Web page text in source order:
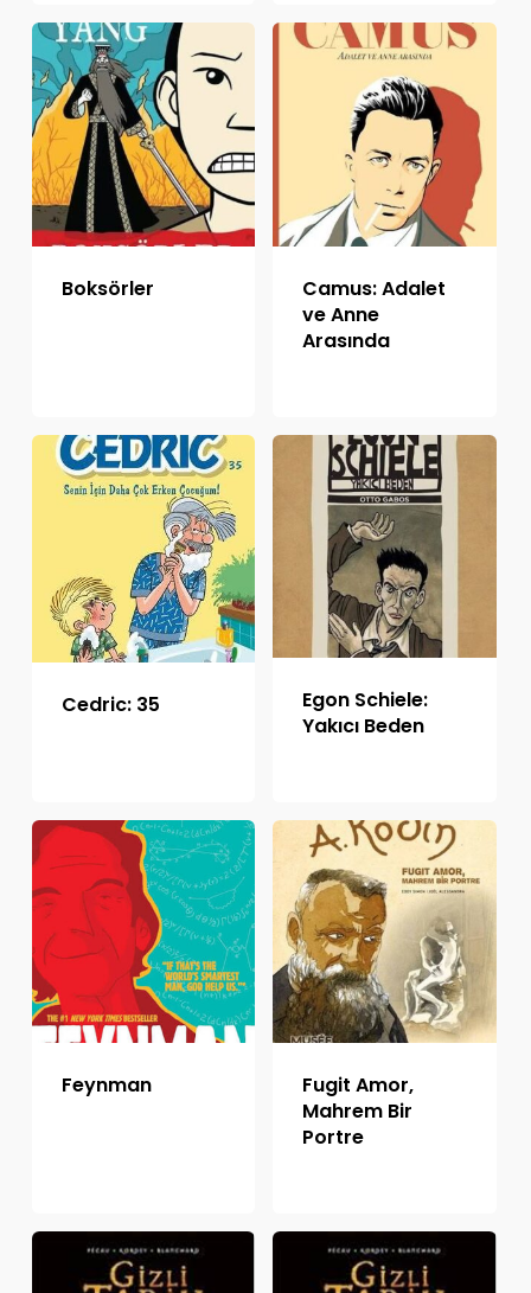
Boksörler
Camus: Adalet
ve Anne
Arasında
Cedric: 35
Egon Schiele:
Yakıcı Beden
Feynman
Fugit Amor,
Mahrem Bir
Portre